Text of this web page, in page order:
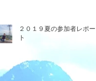
２０１９夏の参加者レポー
ト